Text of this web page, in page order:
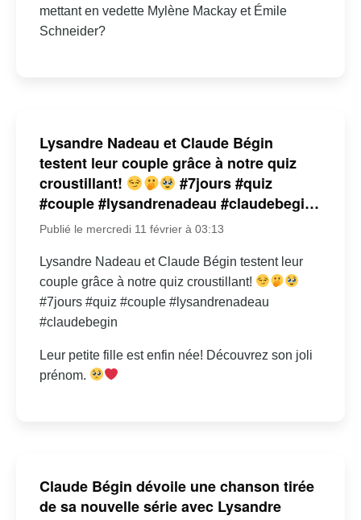
mettant en vedette Mylène Mackay et Émile
Schneider?
Lysandre Nadeau et Claude Bégin
testent leur couple grâce à notre quiz
croustillant!
#7jours #quiz
#couple #lysandrenadeau #claudebegi…
Publié le mercredi 11 février à 03:13
Lysandre Nadeau et Claude Bégin testent leur
couple grâce à notre quiz croustillant!
#7jours #quiz #couple #lysandrenadeau
#claudebegin
Leur petite fille est enfin née! Découvrez son joli
prénom.
Claude Bégin dévoile une chanson tirée
de sa nouvelle série avec Lysandre